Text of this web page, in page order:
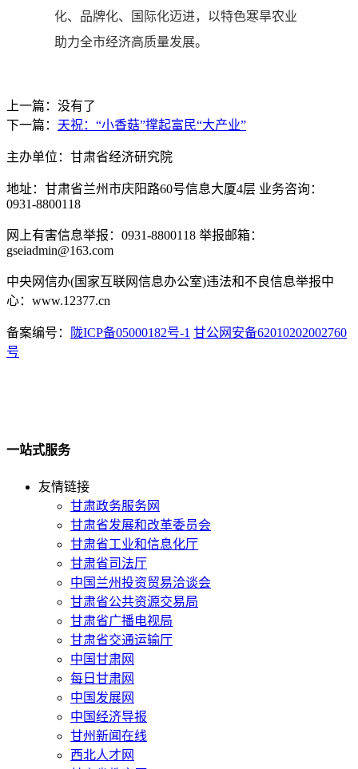
化、品牌化、国际化迈进，以特色寒旱农业
助力全市经济高质量发展。
上一篇：没有了
下一篇： 天祝：“小香菇”撑起富民“大产业”
主办单位：甘肃省经济研究院
地址：甘肃省兰州市庆阳路60号信息大厦4层 业务咨询：
0931-8800118
网上有害信息举报：0931-8800118 举报邮箱：
gseiadmin@163.com
中央网信办(国家互联网信息办公室)违法和不良信息举报中
心：www.12377.cn
备案编号： 陇ICP备05000182号-1 甘公网安备62010202002760
号
一站式服务
友情链接
甘肃政务服务网
甘肃省发展和改革委员会
甘肃省工业和信息化厅
甘肃省司法厅
中国兰州投资贸易洽谈会
甘肃省公共资源交易局
甘肃省广播电视局
甘肃省交通运输厅
中国甘肃网
每日甘肃网
中国发展网
中国经济导报
甘州新闻在线
西北人才网